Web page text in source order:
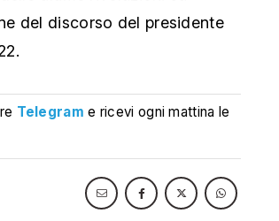
del discorso del presidente
Telegram e ricevi ogni mattina le